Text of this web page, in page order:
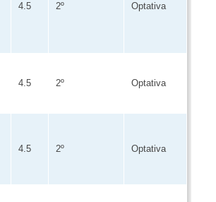
4.5 2º Optativa
4.5 2º Optativa
4.5 2º Optativa